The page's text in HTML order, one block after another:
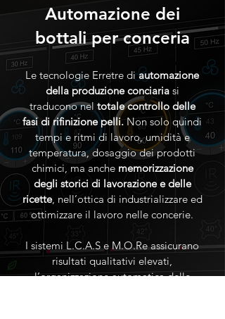
Automazione dei
bottali per conceria
Le tecnologie Erretre diautomazione
della produzione conciariasi
traducono nel totale controllo delle
fasi di rifinizione pelli.Non solo quindi
tempi e ritmi di lavoro, umidità e
temperatura, dosaggio dei prodotti
chimici, ma anche memorizzazione
degli storici di lavorazione e delle
ricette, nell’ottica di industrializzare ed
ottimizzare il lavoro nelle concerie.
I sistemi L.C.A.S e M.O.Re assicurano
risultati qualitativi elevati,
l’organizzazione automatica delle